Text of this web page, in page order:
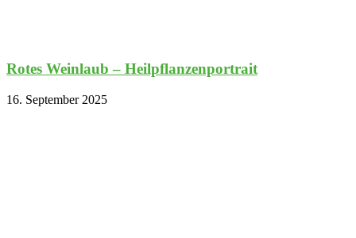
Rotes Weinlaub – Heilpflanzenportrait
16. September 2025